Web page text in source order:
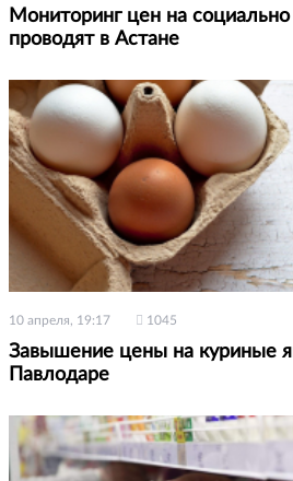
Мониторинг цен на
проводят в Астане
10 апреля, 19:17 1045
Завышение цены на куриные
Павлодаре